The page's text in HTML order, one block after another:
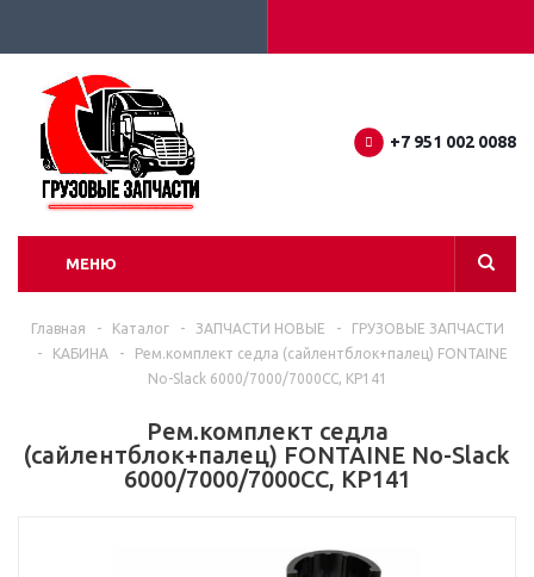
+7 951 002 0088
МЕНЮ
Главная - Каталог - ЗАПЧАСТИ НОВЫЕ -
ГРУЗОВЫЕ ЗАПЧАСТИ
-
КАБИНА -
Рем.комплект седла (сайлентблок+палец) FONTAINE
No-Slack 6000/7000/7000CC, KP141
Рем.комплект седла
(сайлентблок+палец) FONTAINE No-Slack
6000/7000/7000CC, KP141